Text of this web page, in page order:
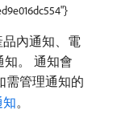
內通知、電
知。 通知會
需管理通知的
。